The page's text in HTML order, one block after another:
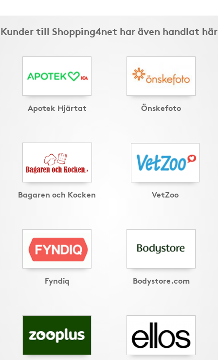
Kunder till Shopping4net har även handlat här
Apotek Hjärtat Önskefoto
Bagaren och Kocken VetZoo
Fyndiq Bodystore.com